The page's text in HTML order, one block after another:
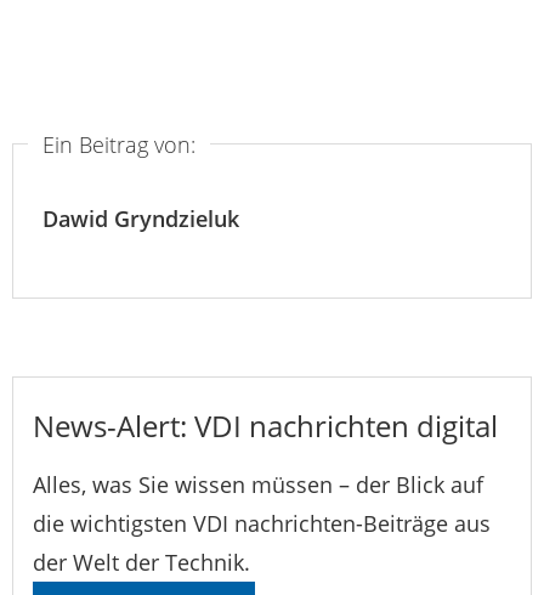
Ein Beitrag von:
Dawid Gryndzieluk
News-Alert: VDI nachrichten digital
Alles, was Sie wissen müssen – der Blick auf
die wichtigsten VDI nachrichten-Beiträge aus
der Welt der Technik.